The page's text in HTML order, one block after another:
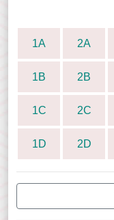
1A 2A
1B 2B
1C 2C
1D 2D